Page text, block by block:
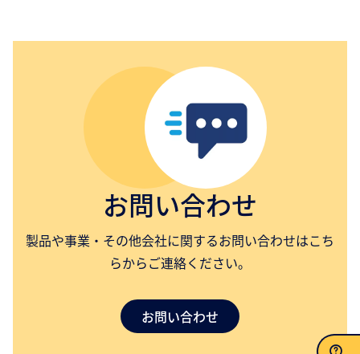
お問い合わせ
製品や事業・その他会社に関するお問い合わせはこち
らからご連絡ください。
お問い合わせ